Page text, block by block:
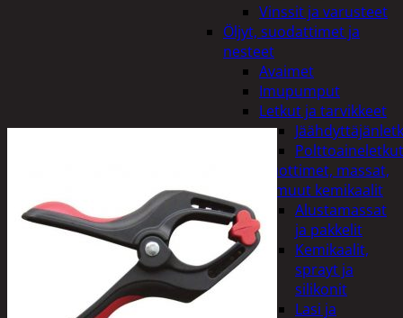
Vinssit ja varusteet
Öljyt, suodattimet ja
nesteet
Avaimet
Imupumput
Letkut ja tarvikkeet
Polttoaineletkut
Liuottimet, massat,
ja muut kemikaalit
Alustamassat
ja pakkelit
Kemikaalit,
sprayt ja
silikonit
Lasi ja